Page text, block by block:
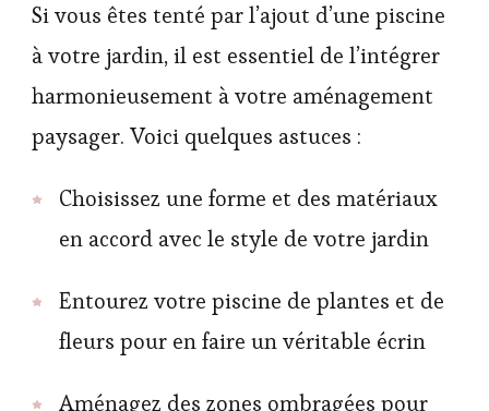
Si vous êtes tenté par l’ajout d’une piscine
à votre jardin, il est essentiel de l’intégrer
harmonieusement à votre aménagement
paysager. Voici quelques astuces :
Choisissez une forme et des matériaux
en accord avec le style de votre jardin
Entourez votre piscine de plantes et de
fleurs pour en faire un véritable écrin
Aménagez des zones ombragées pour